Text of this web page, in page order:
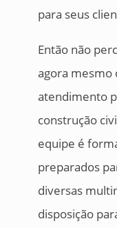
para seus
Então não
agora mesmo
atendimento
construção
equipe é
preparados
diversas
disposição